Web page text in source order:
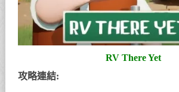
RV There Yet
攻略連結: